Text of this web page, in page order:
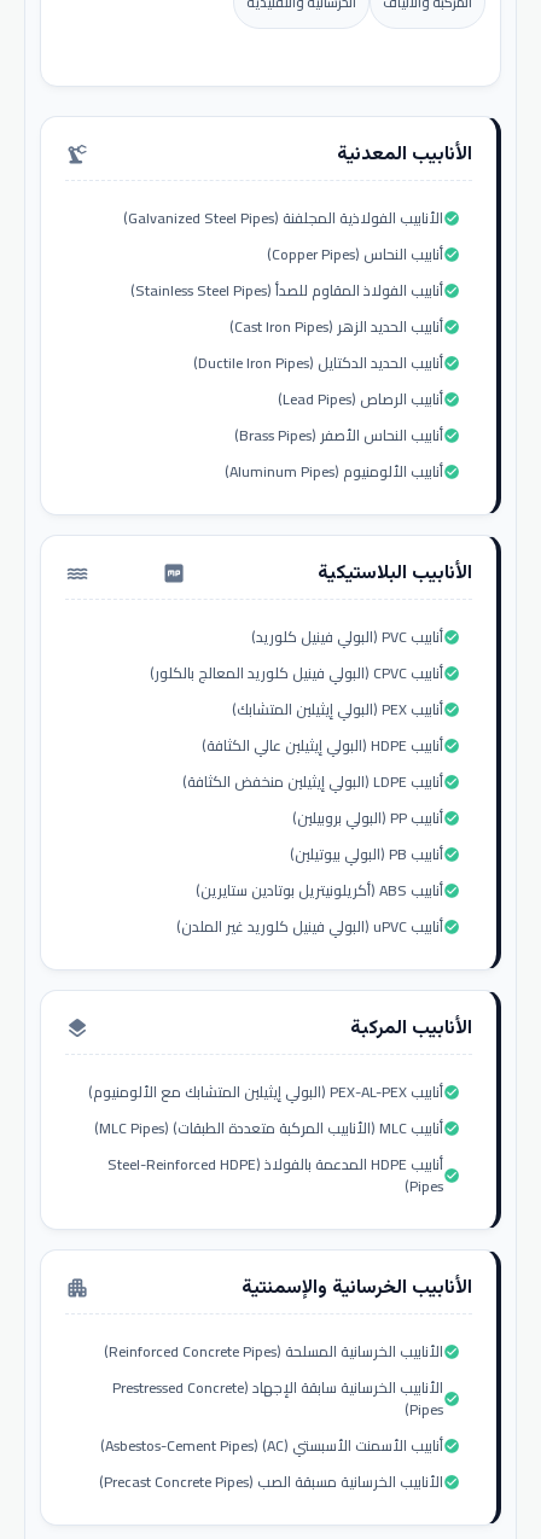
الأنابيب المعدنية precision_manufacturing
الأنابيب الفولاذية المجلفنة (Galvanized Steel Pipes)check_circle
أنابيب النحاس (Copper Pipes)check_circle
أنابيب الفولاذ المقاوم للصدأ (Stainless Steel Pipes)check_circle
أنابيب الحديد الزهر (Cast Iron Pipes)check_circle
أنابيب الحديد الدكتايل (Ductile Iron Pipes)check_circle
أنابيب الرصاص (Lead Pipes)check_circle
أنابيب النحاس الأصفر (Brass Pipes)check_circle
أنابيب الألومنيوم (Aluminum Pipes)check_circle
الأنابيب البلاستيكية water_pump
أنابيب PVC (البولي فينيل كلوريد)check_circle
أنابيب CPVC (البولي فينيل كلوريد المعالج بالكلور)check_circle
أنابيب PEX (البولي إيثيلين المتشابك)check_circle
أنابيب HDPE (البولي إيثيلين عالي الكثافة)check_circle
أنابيب LDPE (البولي إيثيلين منخفض الكثافة)check_circle
أنابيب PP (البولي بروبيلين)check_circle
أنابيب PB (البولي بيوتيلين)check_circle
أنابيب ABS (أكريلونيتريل بوتادين ستايرين)check_circle
أنابيب uPVC (البولي فينيل كلوريد غير الملدن)check_circle
الأنابيب المركبة layers
أنابيب PEX-AL-PEX (البولي إيثيلين المتشابك مع الألومنيوم)check_circle
أنابيب MLC (الأنابيب المركبة متعددة الطبقات) (MLC Pipes)check_circle
أنابيب HDPE المدعمة بالفولاذ (Steel-Reinforced HDPE
Pipes)check_circle
الأنابيب الخرسانية والإسمنتية apartment
الأنابيب الخرسانية المسلحة (Reinforced Concrete Pipes)check_circle
الأنابيب الخرسانية سابقة الإجهاد (Prestressed Concrete
Pipes)check_circle
أنابيب الأسمنت الأسبستي (AC) (Asbestos-Cement Pipes)check_circle
الأنابيب الخرسانية مسبقة الصب (Precast Concrete Pipes)check_circle